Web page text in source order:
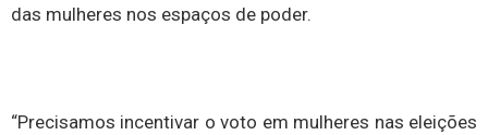
das mulheres nos espaços de poder.
“Precisamos incentivar o voto em mulheres nas eleições